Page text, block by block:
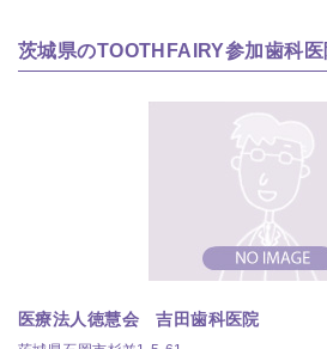
茨城県のTOOTHFAIRY参加歯科
医療法人徳慧会 吉田歯科医院